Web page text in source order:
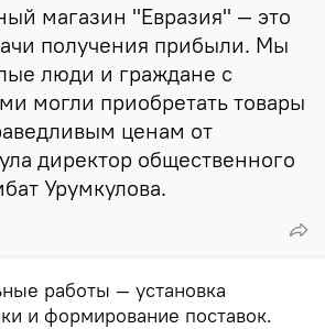
магазин "Евразия" — это
получения прибыли. Мы
люди и граждане с
могли приобретать товары
ценам от
директор общественного
Урумкулова.
работы — установка
и формирование поставок.